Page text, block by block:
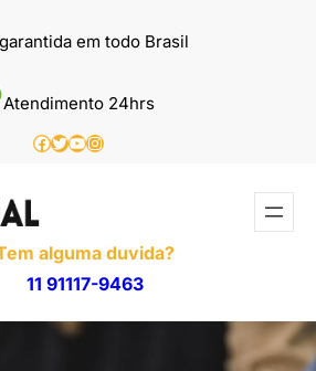
em todo Brasil
Atendimento 24hrs
Facebook
Twitter
Youtube
Instagram
alguma duvida?
11 91117-9463